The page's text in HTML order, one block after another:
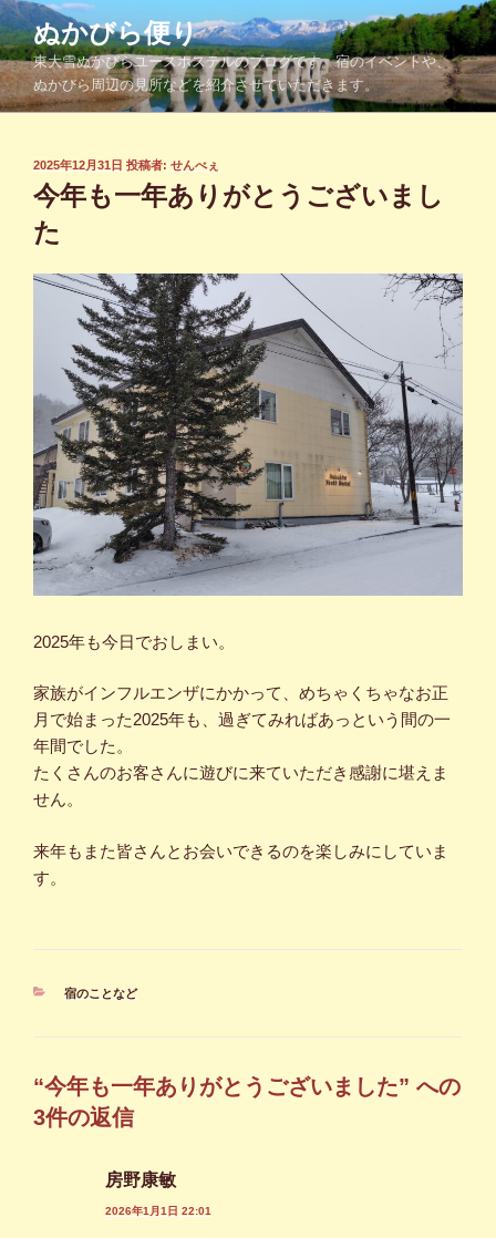
コ
ン
テ
ン
ツ
ぬかびら便り
東大雪ぬかびらユースホステルのブログです。宿のイベントや、
ぬかびら周辺の見所などを紹介させていただきます。
投
稿
日:
2025年12月31日 投稿者: せんべぇ
今年も一年ありがとうございまし
た
2025年も今日でおしまい。
家族がインフルエンザにかかって、めちゃくちゃなお正
月で始まった2025年も、過ぎてみればあっという間の一
年間でした。
たくさんのお客さんに遊びに来ていただき感謝に堪えま
せん。
来年もまた皆さんとお会いできるのを楽しみにしていま
す。
カ
宿のことなど
“今年も一年ありがとうございました” への
3件の返信
房野康敏
2026年1月1日 22:01